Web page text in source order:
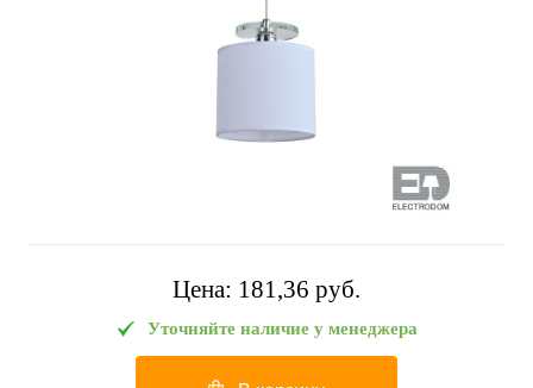
Цена: 181,36 pуб.
Уточняйте наличие у менеджера